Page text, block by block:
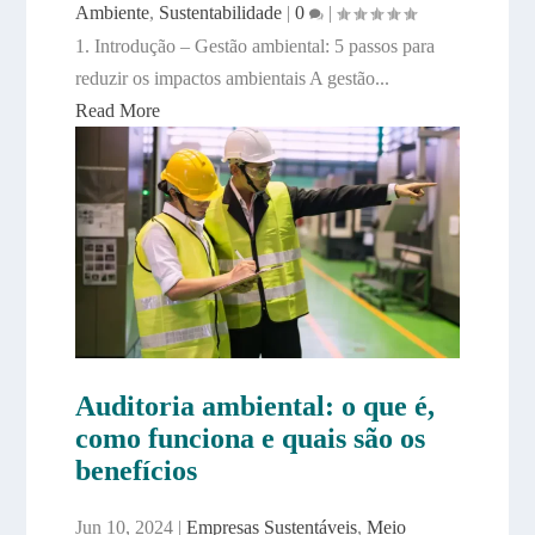
Ambiente, Sustentabilidade| 0
|
1. Introdução – Gestão ambiental: 5 passos para
reduzir os impactos ambientais A gestão...
Read More
Auditoria ambiental: o que é,
como funciona e quais são os
benefícios
Jun 10, 2024| Empresas Sustentáveis, Meio